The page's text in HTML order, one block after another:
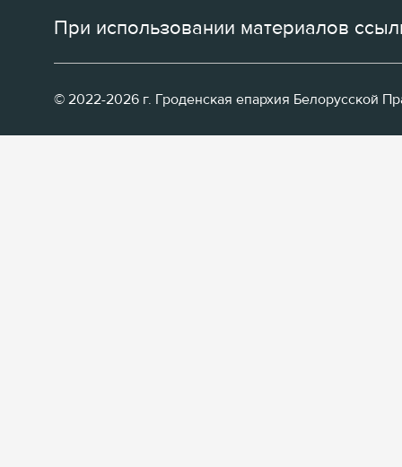
При использовании материалов
© 2022-2026 г. Гроденская епархия Белорусской